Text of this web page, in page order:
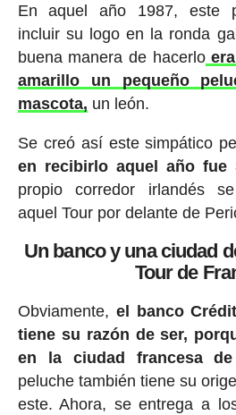
En aquel año 1987, este
incluir su logo en la ronda
buena manera de hacerloera
amarillo un pequeño
mascota, un león.
Se creó así este simpático
en recibirlo aquel año fue
propio corredor irlandés
aquel Tour por delante de
Un banco y una ciudad
Tour de
Obviamente, el banco
tiene su razón de ser,
en la ciudad francesa
peluche también tiene su
este. Ahora, se entrega a